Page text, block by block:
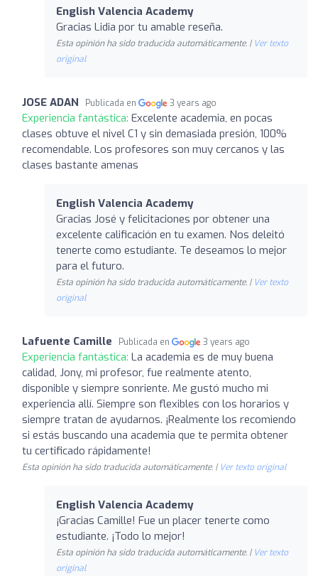
English Valencia Academy
Gracias Lidia por tu amable reseña.
Esta opinión ha sido traducida automáticamente. | Ver texto
original
JOSE ADAN Publicada en 3 years ago
Experiencia fantástica: Excelente academia, en pocas
clases obtuve el nivel C1 y sin demasiada presión, 100%
recomendable. Los profesores son muy cercanos y las
clases bastante amenas
English Valencia Academy
Gracias José y felicitaciones por obtener una
excelente calificación en tu examen. Nos deleitó
tenerte como estudiante. Te deseamos lo mejor
para el futuro.
Esta opinión ha sido traducida automáticamente. | Ver texto
original
Lafuente Camille Publicada en 3 years ago
Experiencia fantástica: La academia es de muy buena
calidad, Jony, mi profesor, fue realmente atento,
disponible y siempre sonriente. Me gustó mucho mi
experiencia allí. Siempre son flexibles con los horarios y
siempre tratan de ayudarnos. ¡Realmente los recomiendo
si estás buscando una academia que te permita obtener
tu certificado rápidamente!
Esta opinión ha sido traducida automáticamente. | Ver texto original
English Valencia Academy
¡Gracias Camille! Fue un placer tenerte como
estudiante. ¡Todo lo mejor!
Esta opinión ha sido traducida automáticamente. | Ver texto
original